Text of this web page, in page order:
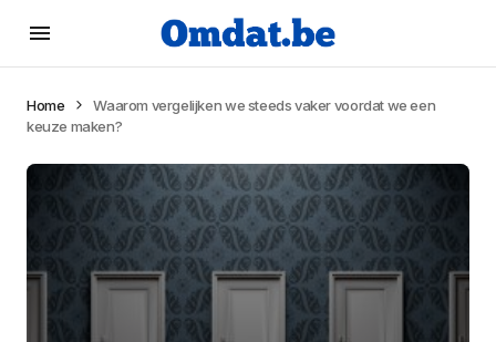
Home
Waarom vergelijken we steeds vaker voordat we een
keuze maken?